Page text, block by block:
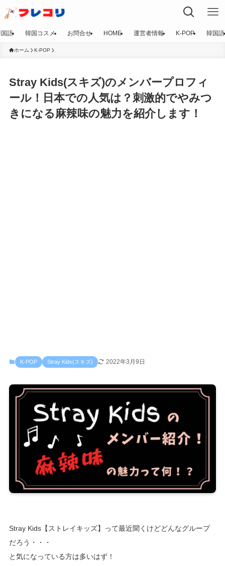
語 韓国コスメ お問合せ HOME 運営者情報 K-POP 韓国語
ホーム K-POP
Stray Kids(スキズ)のメンバープロフィ
ール！日本での人気は？刺激的でやみつ
きになる麻辣味の魅力を紹介します！
K-POP Stray Kids(スキズ) 2022年3月9日
Stray Kids【ストレイキッズ】って最近聞くけどどんなグループ
だろう・・・
と気になっている方は多いはず！